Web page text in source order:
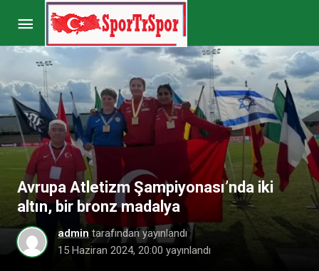
Avrupa Atletizm Şampiyonası’nda iki
altın, bir bronz madalya
admin tarafından yayınlandı
15 Haziran 2024, 20:00 yayınlandı
Decathlon MayFest’24, 9 bin sporsevere ev
sahipliği yaptı
Yorum Yap Paylaş